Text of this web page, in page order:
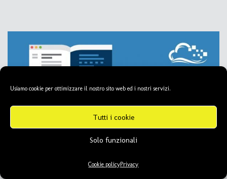
Usiamo cookie per ottimizzare il nostro sito web ed i nostri servizi.
Tutti i cookie
Solo funzionali
Cookie policyPrivacy